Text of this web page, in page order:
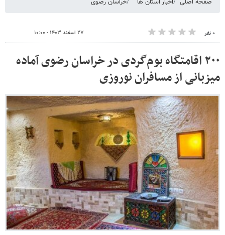
۰ نفر ۲۷ اسفند ۱۴۰۳ - ۱۰:۰۰
۲۰۰ اقامتگاه بوم‌گردی در خراسان رضوی آماده
میزبانی از مسافران نوروزی